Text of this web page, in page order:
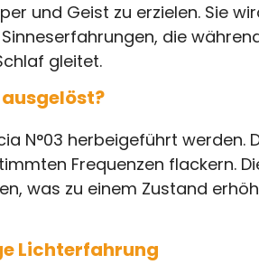
und Geist zu erzielen. Sie
die
gleitet.
N°03 herbeigeführt werden.
Frequenzen flackern.
was zu einem Zustand
Lichterfahrung